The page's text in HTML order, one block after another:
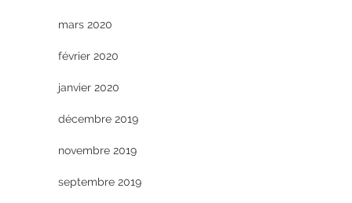
mars 2020
février 2020
janvier 2020
décembre 2019
novembre 2019
septembre 2019